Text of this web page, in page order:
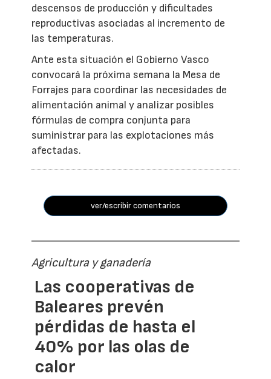
descensos de producción y dificultades
reproductivas asociadas al incremento de
las temperaturas.
Ante esta situación el Gobierno Vasco
convocará la próxima semana la Mesa de
Forrajes para coordinar las necesidades de
alimentación animal y analizar posibles
fórmulas de compra conjunta para
suministrar para las explotaciones más
afectadas.
ver/escribir comentarios
Agricultura y ganadería
Las cooperativas de
Baleares prevén
pérdidas de hasta el
40% por las olas de
calor